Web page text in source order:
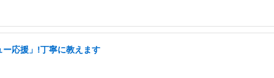
応援」!丁寧に教えます